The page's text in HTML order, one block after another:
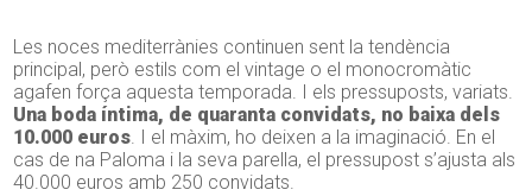
Les noces mediterrànies continuen sent la tendència
principal, però estils com el vintage o el monocromàtic
agafen força aquesta temporada. I els pressuposts, variats.
Una boda íntima, de quaranta convidats, no baixa dels
10.000 euros. I el màxim, ho deixen a la imaginació. En el
cas de na Paloma i la seva parella, el pressupost s’ajusta als
40.000 euros amb 250 convidats.